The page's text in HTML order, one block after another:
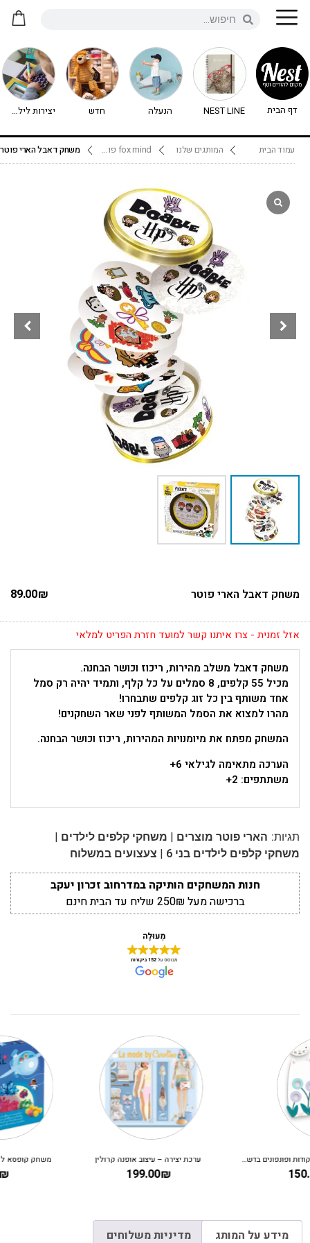
דף הבית NEST LINE הנעלה חדש יצירות לילדים - יצירה לילדים
עמוד הבית המותגים שלנו fox mind פוקס מיינד משחק דאבל הארי פוטר
משחק דאבל הארי פוטר 89.00₪
אזל זמנית - צרו איתנו קשר למועד חזרת הפריט למלאי
משחק דאבל משלב מהירות, ריכוז וכושר הבחנה.
מכיל 55 קלפים, 8 סמלים על כל קלף, ותמיד יהיה רק סמל
אחד משותף בין כל זוג קלפים שתבחרו!
מהרו למצוא את הסמל המשותף לפני שאר השחקנים!
המשחק מפתח את מיומנויות המהירות, ריכוז וכושר הבחנה.
הערכה מתאימה לגילאי 6+
משתתפים: 2+
תגיות: הארי פוטר מוצרים | משחקי קלפים לילדים |
משחקי קלפים לילדים בני 6 | צעצועים במשלוח
חנות המשחקים הותיקה במדרחוב זכרון יעקב
ברכישה מעל 250₪ שליח עד הבית חינם
ערכת יצירה – עיצוב אופנה קרולין משחק קופסא לילדים – קריסטלים בחלל
מידע על המותג מדיניות משלוחים